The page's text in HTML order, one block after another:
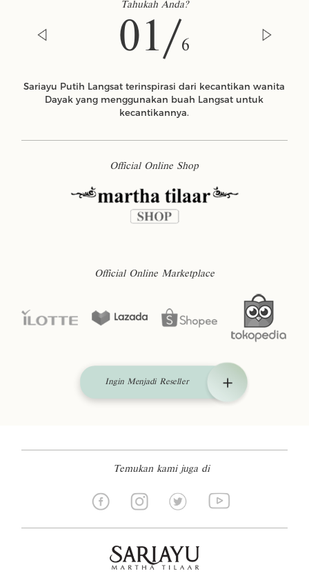
Tahukah Anda?
01/6
Sariayu Putih Langsat terinspirasi dari kecantikan wanita
Dayak yang menggunakan buah Langsat untuk
kecantikannya.
Official Online Shop
Official Online Marketplace
Ingin Menjadi Reseller
Temukan kami juga di